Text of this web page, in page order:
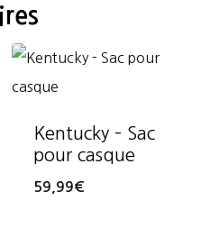
Kentucky – Sac
pour casque
59,99€